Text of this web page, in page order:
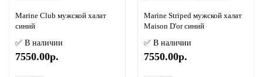
Marine Club мужской халат
синий
✅ В наличии
7550.00р.
Marine Striped мужской халат
Maison D'or синий
✅ В наличии
7550.00р.